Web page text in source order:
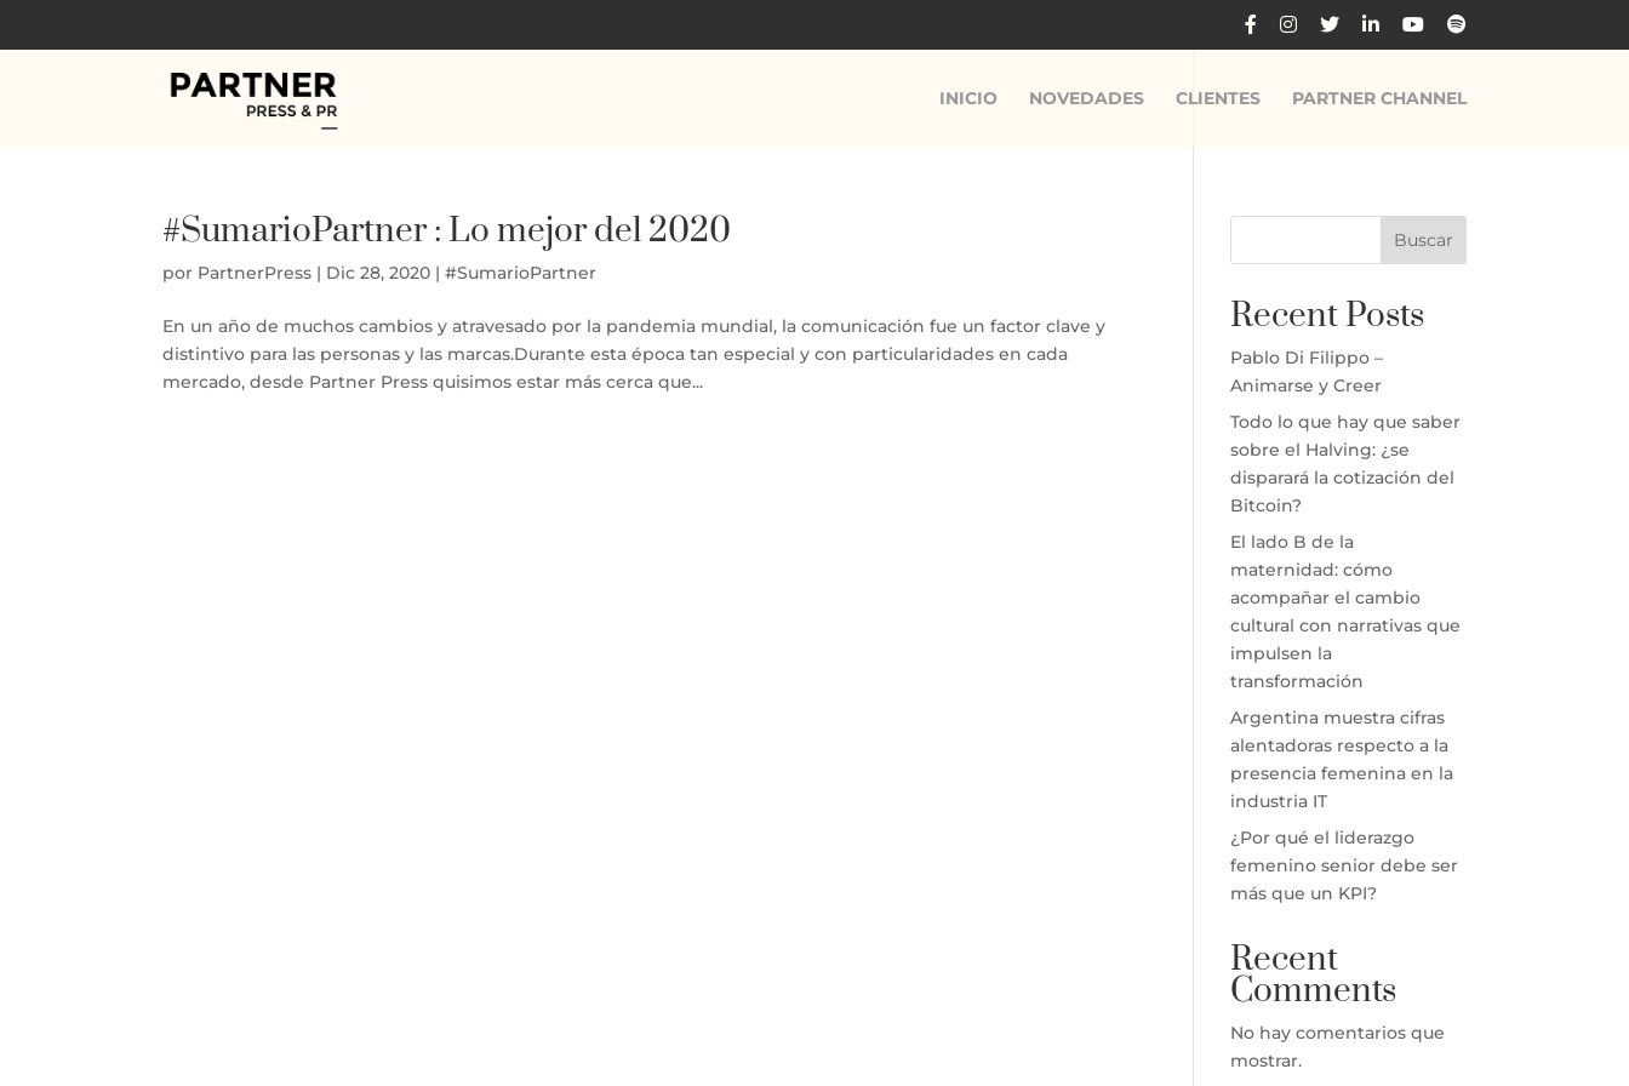
INICIO NOVEDADES CLIENTES PARTNER CHANNEL
#SumarioPartner : Lo mejor del 2020
por PartnerPress | Dic 28, 2020 |#SumarioPartner
En un año de muchos cambios y atravesado por la pandemia mundial, la comunicación fue un factor clave y
distintivo para las personas y las marcas.Durante esta época tan especial y con particularidades en cada
mercado, desde Partner Press quisimos estar más cerca que...
Buscar
Recent Posts
Pablo Di Filippo –
Animarse y Creer
Todo lo que hay que saber
sobre el Halving: ¿se
disparará la cotización del
Bitcoin?
El lado B de la
maternidad: cómo
acompañar el cambio
cultural con narrativas que
impulsen la
transformación
Argentina muestra cifras
alentadoras respecto a la
presencia femenina en la
industria IT
¿Por qué el liderazgo
femenino senior debe ser
más que un KPI?
Recent
Comments
No hay comentarios que
mostrar.